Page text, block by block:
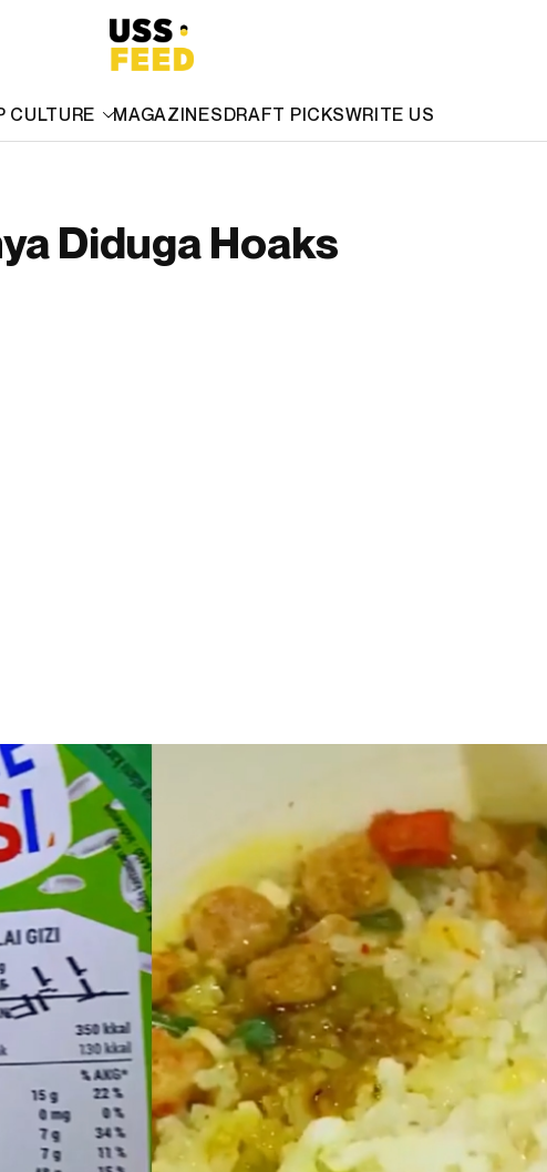
CULTURE MAGAZINESDRAFT PICKSWRITE US
Diduga Hoaks